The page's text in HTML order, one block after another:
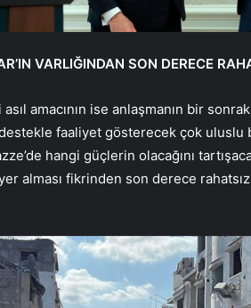
VARLIĞINDAN SON DERECE
amacının ise anlaşmanın bir
faaliyet gösterecek çok uluslu
hangi güçlerin olacağını
alması fikrinden son derece